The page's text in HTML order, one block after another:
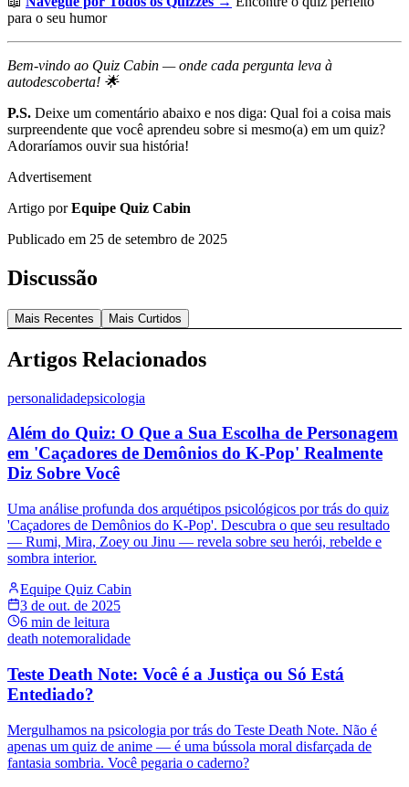
para o seu humor
Bem-vindo ao Quiz Cabin — onde cada pergunta leva à
autodescoberta! 🌟
P.S. Deixe um comentário abaixo e nos diga: Qual foi a coisa mais
surpreendente que você aprendeu sobre si mesmo(a) em um quiz?
Adoraríamos ouvir sua história!
Advertisement
Artigo por Equipe Quiz Cabin
Publicado em 25 de setembro de 2025
Discussão
Mais Recentes Mais Curtidos
Artigos Relacionados
personalidadepsicologia
Além do Quiz: O Que a Sua Escolha de Personagem
em 'Caçadores de Demônios do K-Pop' Realmente
Diz Sobre Você
Uma análise profunda dos arquétipos psicológicos por trás do quiz
'Caçadores de Demônios do K-Pop'. Descubra o que seu resultado
— Rumi, Mira, Zoey ou Jinu — revela sobre seu herói, rebelde e
sombra interior.
Equipe Quiz Cabin
3 de out. de 2025
6 min de leitura
death notemoralidade
Teste Death Note: Você é a Justiça ou Só Está
Entediado?
Mergulhamos na psicologia por trás do Teste Death Note. Não é
apenas um quiz de anime — é uma bússola moral disfarçada de
fantasia sombria. Você pegaria o caderno?